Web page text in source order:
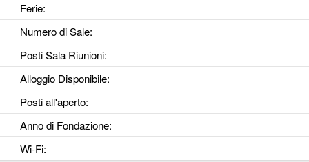
Ferie:
Numero di Sale:
Posti Sala Riunioni:
Alloggio Disponibile:
Posti all'aperto:
Anno di Fondazione:
Wi-Fi: